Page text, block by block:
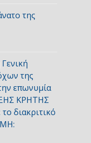
της
της
επωνυμία
ΚΡΗΤΗΣ
διακριτικό